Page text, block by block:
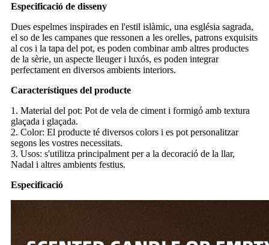
Especificació de disseny
Dues espelmes inspirades en l'estil islàmic, una església sagrada,
el so de les campanes que ressonen a les orelles, patrons exquisits
al cos i la tapa del pot, es poden combinar amb altres productes
de la sèrie, un aspecte lleuger i luxós, es poden integrar
perfectament en diversos ambients interiors.
Característiques del producte
1. Material del pot: Pot de vela de ciment i formigó amb textura
glaçada i glaçada.
2. Color: El producte té diversos colors i es pot personalitzar
segons les vostres necessitats.
3. Usos: s'utilitza principalment per a la decoració de la llar,
Nadal i altres ambients festius.
Especificació